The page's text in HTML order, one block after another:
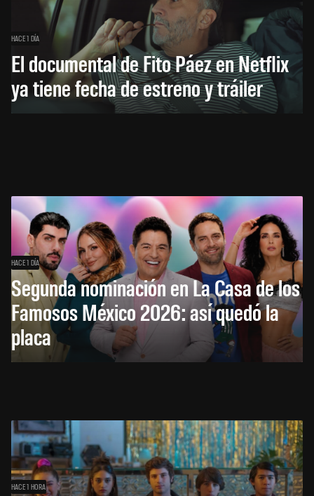
HACE 1 DÍA
El documental de Fito Páez en Netflix
ya tiene fecha de estreno y tráiler
HACE 1 DÍA
Segunda nominación en La Casa de los
Famosos México 2026: así quedó la
placa
HACE 1 HORA